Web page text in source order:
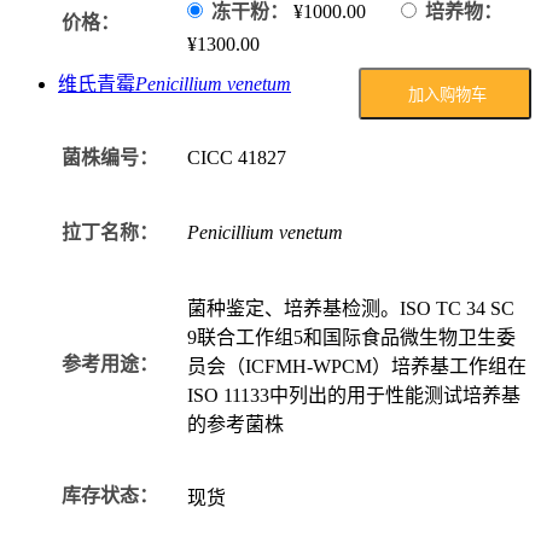
价格：
冻干粉： ¥1000.00
培养物：
¥1300.00
维氏青霉Penicillium venetum
加入购物车
菌株编号： CICC 41827
拉丁名称： Penicillium venetum
参考用途：
菌种鉴定、培养基检测。ISO TC 34 SC
9联合工作组5和国际食品微生物卫生委
员会（ICFMH-WPCM）培养基工作组在
ISO 11133中列出的用于性能测试培养基
的参考菌株
库存状态： 现货